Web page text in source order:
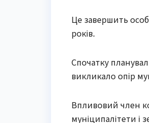
Це завершить
років.
Спочатку
викликало опір
Впливовий член
муніципалітети